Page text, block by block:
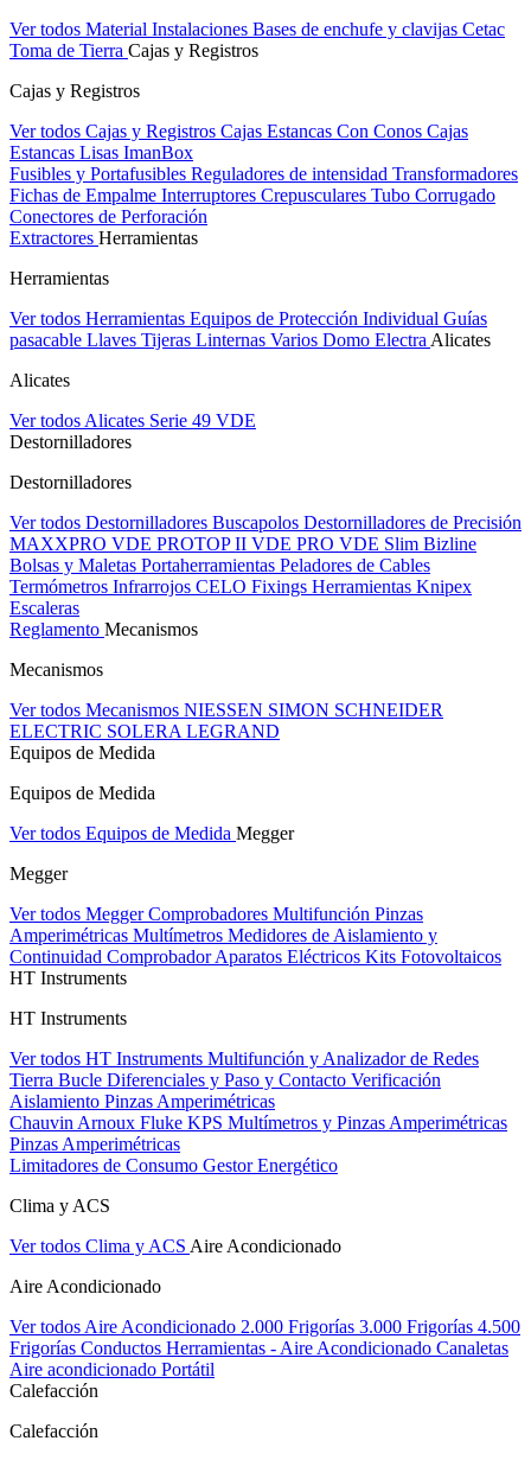
Ver todos Material Instalaciones Bases de enchufe y clavijas Cetac
Toma de Tierra Cajas y Registros
Cajas y Registros
Ver todos Cajas y Registros Cajas Estancas Con Conos Cajas
Estancas Lisas ImanBox
Fusibles y Portafusibles Reguladores de intensidad Transformadores
Fichas de Empalme Interruptores Crepusculares Tubo Corrugado
Conectores de Perforación
Extractores Herramientas
Herramientas
Ver todos Herramientas Equipos de Protección Individual Guías
pasacable Llaves Tijeras Linternas Varios Domo Electra Alicates
Alicates
Ver todos Alicates Serie 49 VDE
Destornilladores
Destornilladores
Ver todos Destornilladores Buscapolos Destornilladores de Precisión
MAXXPRO VDE PROTOP II VDE PRO VDE Slim Bizline
Bolsas y Maletas Portaherramientas Peladores de Cables
Termómetros Infrarrojos CELO Fixings Herramientas Knipex
Escaleras
Reglamento Mecanismos
Mecanismos
Ver todos Mecanismos NIESSEN SIMON SCHNEIDER
ELECTRIC SOLERA LEGRAND
Equipos de Medida
Equipos de Medida
Ver todos Equipos de Medida Megger
Megger
Ver todos MeggerComprobadores Multifunción Pinzas
Amperimétricas Multímetros Medidores de Aislamiento y
Continuidad Comprobador Aparatos Eléctricos Kits Fotovoltaicos
HT Instruments
HT Instruments
Ver todos HT Instruments Multifunción y Analizador de Redes
Tierra Bucle Diferenciales y Paso y Contacto Verificación
Aislamiento Pinzas Amperimétricas
Chauvin Arnoux Fluke KPS Multímetros y Pinzas Amperimétricas
Pinzas Amperimétricas
Limitadores de Consumo Gestor Energético
Clima y ACS
Ver todos Clima y ACS Aire Acondicionado
Aire Acondicionado
Ver todos Aire Acondicionado 2.000 Frigorías 3.000 Frigorías 4.500
Frigorías Conductos Herramientas - Aire Acondicionado Canaletas
Aire acondicionado Portátil
Calefacción
Calefacción